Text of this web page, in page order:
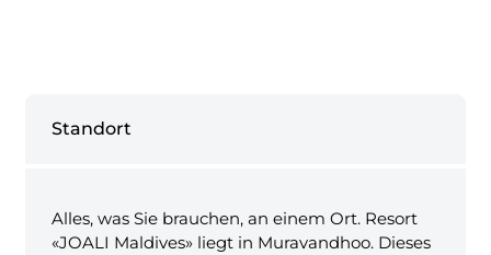
Standort
Alles, was Sie brauchen, an einem Ort. Resort
«JOALI Maldives» liegt in Muravandhoo. Dieses